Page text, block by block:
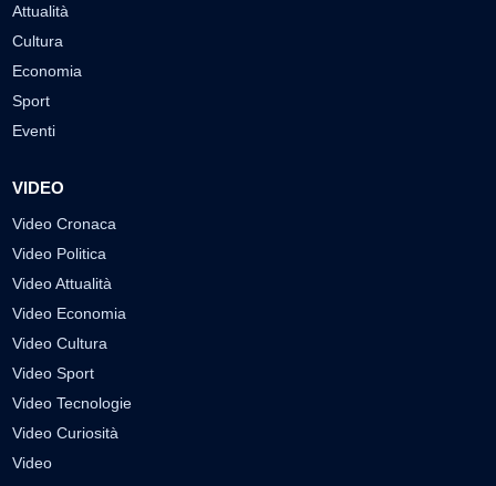
Attualità
Cultura
Economia
Sport
Eventi
VIDEO
Video Cronaca
Video Politica
Video Attualità
Video Economia
Video Cultura
Video Sport
Video Tecnologie
Video Curiosità
Video